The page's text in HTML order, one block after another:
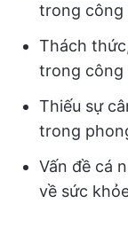
trong công
Thách
trong công
Thiếu sự
trong
Vấn đề cá
về sức